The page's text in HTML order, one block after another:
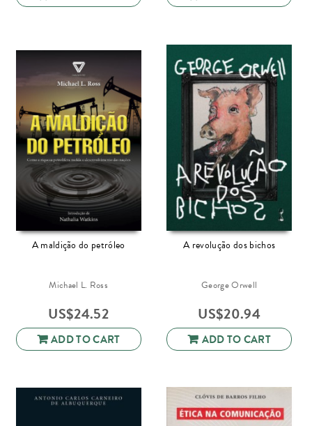
A maldição do petróleo
Michael L. Ross
US$24.52
ADD TO CART
A revolução dos bichos
George Orwell
US$20.94
ADD TO CART